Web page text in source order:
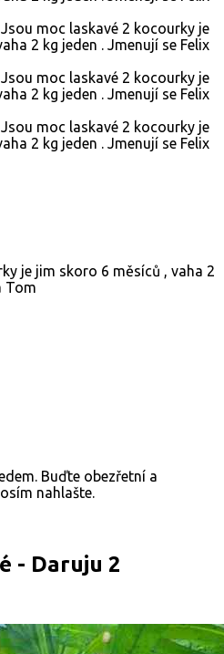
je jim skoro 6 měsíců , vaha 2
Tom
Buďte obezřetní a
nahlašte.
- Daruju 2